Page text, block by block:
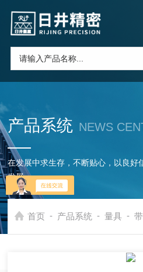
产品系统 NEWS
在发展中求生存，不断贴心，以良好
发展
首页 - 产品系统 - 量具 -